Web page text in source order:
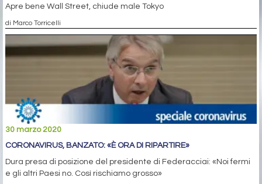
Apre bene Wall Street, chiude male Tokyo
di Marco Torricelli
30 marzo 2020
CORONAVIRUS, BANZATO: «È ORA DI RIPARTIRE»
Dura presa di posizione del presidente di Federacciai: «Noi fermi
e gli altri Paesi no. Così rischiamo grosso»